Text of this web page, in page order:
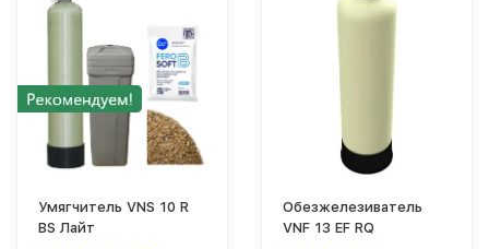
Умягчитель VNS 10 R
BS Лайт
Обезжелезиватель
VNF 13 EF RQ